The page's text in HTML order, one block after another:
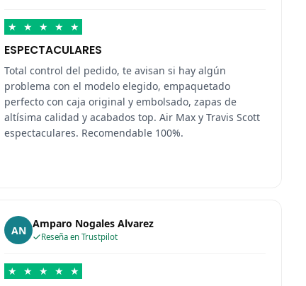
★ ★ ★ ★ ★
ESPECTACULARES
Total control del pedido, te avisan si hay algún
problema con el modelo elegido, empaquetado
perfecto con caja original y embolsado, zapas de
altísima calidad y acabados top. Air Max y Travis Scott
espectaculares. Recomendable 100%.
AN Amparo Nogales Alvarez
Reseña en Trustpilot
★ ★ ★ ★ ★